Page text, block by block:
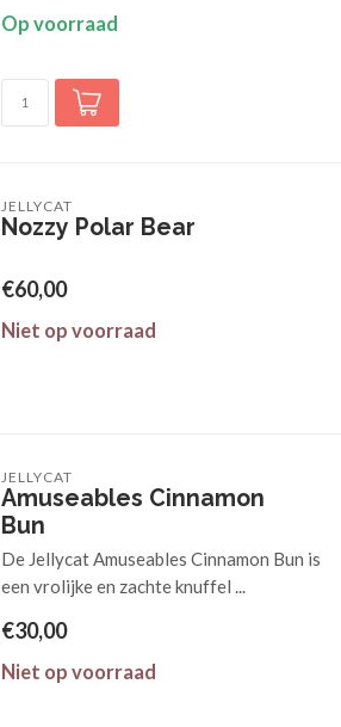
Op voorraad
JELLYCAT
Nozzy Polar Bear
€60,00
Niet op voorraad
JELLYCAT
Amuseables Cinnamon
Bun
De Jellycat Amuseables Cinnamon Bun is
een vrolijke en zachte knuffel ...
€30,00
Niet op voorraad